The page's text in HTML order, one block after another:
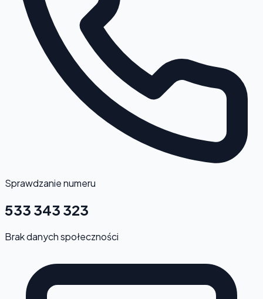
Sprawdzanie numeru
533 343 323
Brak danych społeczności